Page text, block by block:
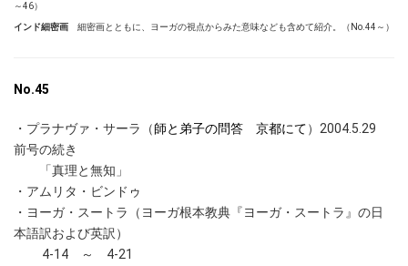
～46）
インド細密画 細密画とともに、ヨーガの視点からみた意味なども含めて紹介。（No.44～）
No.45
・プラナヴァ・サーラ（師と弟子の問答 京都にて）2004.5.29
前号の続き
「真理と無知」
・アムリタ・ビンドゥ
・ヨーガ・スートラ
（ヨーガ根本教典『ヨーガ・スートラ』の日
本語訳および英訳）
4-14 ～ 4-21